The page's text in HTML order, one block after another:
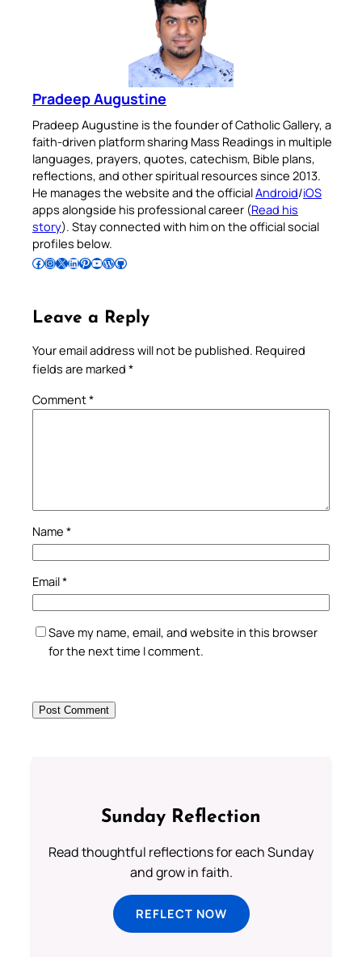
Pradeep Augustine
Pradeep Augustine is the founder of Catholic Gallery, a
faith-driven platform sharing Mass Readings in multiple
languages, prayers, quotes, catechism, Bible plans,
reflections, and other spiritual resources since 2013.
He manages the website and the officialAndroid/iOS
apps alongside his professional career (Read his
story). Stay connected with him on the official social
profiles below.
Follow Pradeep on Facebook Follow Pradeep on InstagramFollow Pradeep on X Follow Pradeep on LinkedIn Follow Pradeep on Pinterest Subscribe to Pradeep’s Youtube Channel Follow Pradeep on WordPress Follow Pradeep on GitHub
Leave a Reply
Your email address will not be published. Required
fields are marked *
Comment*
Name *
Email*
Save my name, email, and website in this browser
for the next time I comment.
Sunday Reflection
Read thoughtful reflections for each Sunday
and grow in faith.
REFLECT NOW